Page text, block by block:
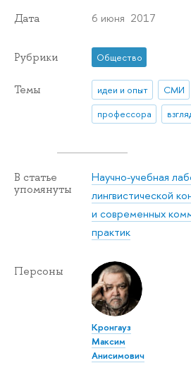
Дата 6 июня 2017
Рубрики Общество
Темы идеи и опыт
СМИ
профессора
В статье
упомянуты
Научно-учебная
лингвистической
и современных
практик
Персоны
Кронгауз
Максим
Анисимович